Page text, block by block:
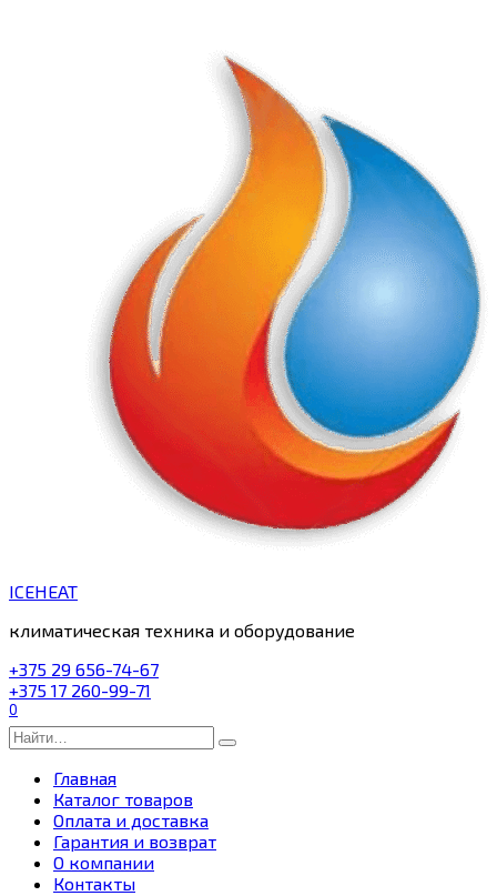
ICEHEAT
климатическая техника и оборудование
+375 29 656-74-67
+375 17 260-99-71
0
Search
for:
Главная
Каталог товаров
Оплата и доставка
Гарантия и возврат
О компании
Контакты